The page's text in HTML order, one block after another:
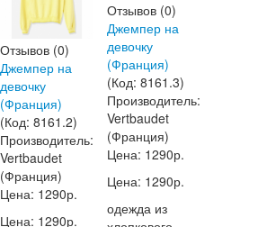
Отзывов (0)
Джемпер на
девочку
(Франция)
(Код: 8161.2)
Производитель:
Vertbaudet
(Франция)
Цена: 1290р.
Цена: 1290р.
Отзывов (0)
Джемпер на
девочку
(Франция)
(Код:8161.3)
Производитель:
Vertbaudet
(Франция)
Цена: 1290р.
Цена: 1290р.
одежда из